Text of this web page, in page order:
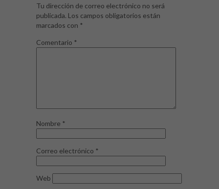
Tu dirección de correo electrónico no será
publicada. Los campos obligatorios están
marcados con *
Comentario *
Nombre *
Correo electrónico *
Web